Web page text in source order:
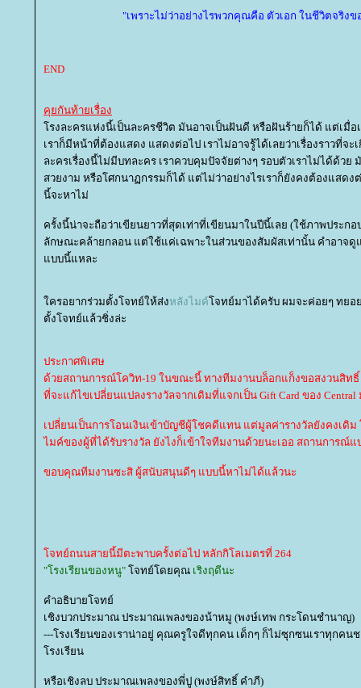
"เพราะไม่ว่าอย่างไรพวกคุณคือ ตัวเอก ในชีวิตจริง
END
คุยกันท้ายเรื่อง
รงละครแห่งนี้เป็นละครชีวิต มันอาจเป็นฝันดี หรือฝันร้ายก็ได้ แต่เมื่อ
เราก็มีหน้าที่ต้องแสดง แสดงต่อไป เราไม่อาจรู้ได้เลยว่าเรื่องราวที่จะ
ละครเรื่องนี้ไม่มีบทละคร เราควบคุมปัจจัยต่างๆ รอบตัวเราไม่ได้ด้วย
สวยงาม หรือโศกนาฏกรรมก็ได้ แต่ไม่ว่าอย่างไรเราก็ยังคงต้องแสด
นี้จะหาไม่
ครั้งนี้น่าจะถือว่าเขียนยาวที่สุดเท่าที่เขียนมาในปีนี้เลย (ใช้ภาพประก
ลักษณะคล้ายกลอน แต่ใช้แค่เฉพาะในส่วนของสัมผัสเท่านั้น คำอาจดู
บบนี้แหละ
ครอยากร่วมตั้งโจทย์ให้ส่งหลังไมค์จทย์มาได้ครับ ผมจะค่อยๆ ทยอ
ตั้งโจทย์แล้วชิ่งล่ะ
ประกาศพิเศษ
ด้วยสถานการณ์โควิท-19 ในขณะนี้ ทางทีมงานบล็อกแก็งขอสงวนสิทธิ์
ที่จะแก้ไขเปลี่ยนแปลงรางวัลจากเดิมที่แจกเป็น Gift Card ของ Central
เปลี่ยนเป็นการโอนเงินเข้าบัญชีผู้โชคดีแทน แต่มูลค่ารางวัลยังคงเดิ
ไมค์ของผู้ที่ได้รับรางวัล ยังไงก็เข้าใจทีมงานด้วยนะเออ สถานการณ์
ขอบคุณทีมงานซะสิ ผู้สนับสนุนดีๆ แบบนี้หาไม่ได้แล้วนะ
จทย์ถนนสายนี้มีตะพาบครั้งต่อไป หลักกิโลเมตรที่ 264
"โรงเรียนของหนู" จทย์โดยคุณ เริงฤดีนะ
คำอธิบายโจทย์
เชิงบวกประมาณ ประมาณเพลงของน้าหมู (พงษ์เทพ กระโดนชำนาญ)
---โรงเรียนของเราน่าอยู่ คุณครูใจดีทุกคน เด็กๆ ก็ไม่ซุกซนเราทุกคนช
รงเรียน
หรือเชิงลบ ประมาณเพลงของพี่ปู (พงษ์สิทธิ์ คำภี)